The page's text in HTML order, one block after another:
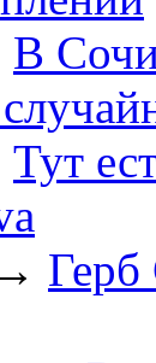
В Сочи
Тут
→ Герб